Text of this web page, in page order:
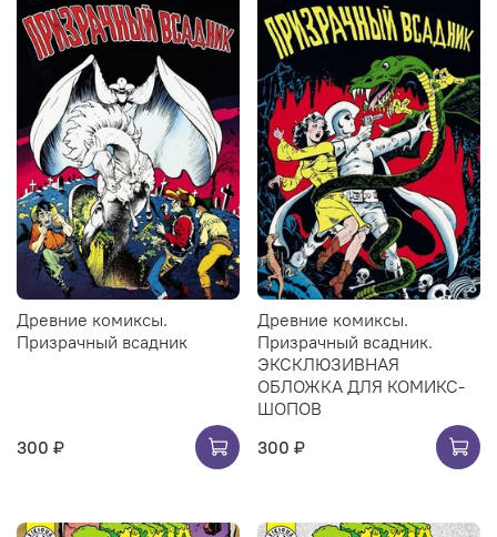
Древние комиксы.
Призрачный всадник
300 ₽
Древние комиксы.
Призрачный всадник.
ЭКСКЛЮЗИВНАЯ
ОБЛОЖКА ДЛЯ КОМИКС-
ШОПОВ
300 ₽